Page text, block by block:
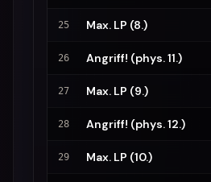
25 Max. LP (8.)
26 Angriff! (phys. 11.)
27 Max. LP (9.)
28 Angriff! (phys. 12.)
29 Max. LP (10.)